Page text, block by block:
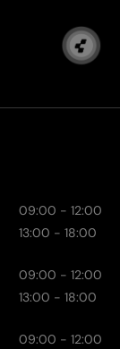
09:00 - 12:00
13:00 - 18:00
09:00 - 12:00
13:00 - 18:00
09:00 - 12:00